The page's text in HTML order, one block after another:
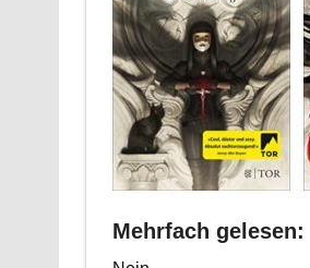
Mehrfach gelesen: